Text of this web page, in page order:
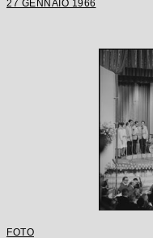
27 GENNAIO 1966
FOTO